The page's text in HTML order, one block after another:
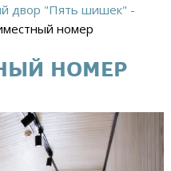
двор "Пять шишек" -
номер
НОМЕР